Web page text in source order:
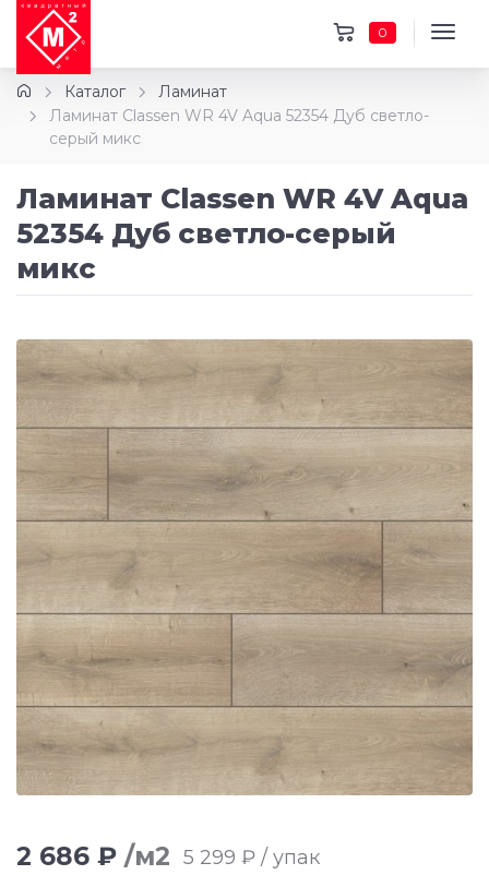
0
Каталог
Ламинат
Ламинат Classen WR 4V Aqua 52354 Дуб светло-
серый микс
Ламинат Classen WR 4V Aqua
52354 Дуб светло-серый
микс
2 686 ₽ /м2 5 299 ₽ / упак